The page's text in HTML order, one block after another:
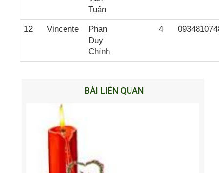
Tuấn
12 Vincente
Phan
Duy
Chính
4
BÀI LIÊN QUAN